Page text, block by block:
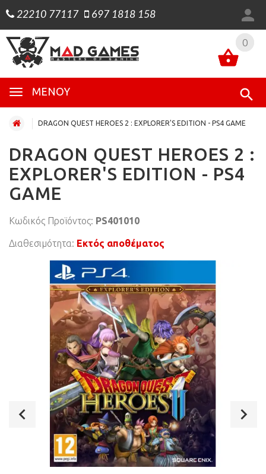
22210 77117 697 1818 158
0
ΜΕΝΟΎ
0
DRAGON QUEST HEROES 2 : EXPLORER'S EDITION - PS4 GAME
DRAGON QUEST HEROES 2 :
EXPLORER'S EDITION - PS4
GAME
Κωδικός Προϊόντος: PS401010
Διαθεσιμότητα: Εκτός αποθέματος